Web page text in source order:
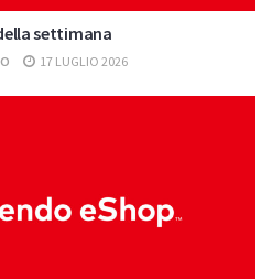
settimana
17 LUGLIO 2026